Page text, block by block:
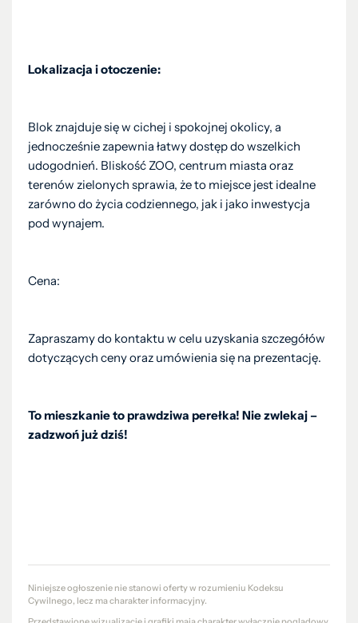
Lokalizacja i otoczenie:
Blok znajduje się w cichej i spokojnej okolicy, a
jednocześnie zapewnia łatwy dostęp do wszelkich
udogodnień. Bliskość ZOO, centrum miasta oraz
terenów zielonych sprawia, że to miejsce jest idealne
zarówno do życia codziennego, jak i jako inwestycja
pod wynajem.
Cena:
Zapraszamy do kontaktu w celu uzyskania szczegółów
dotyczących ceny oraz umówienia się na prezentację.
To mieszkanie to prawdziwa perełka! Nie zwlekaj –
zadzwoń już dziś!
Niniejsze ogłoszenie nie stanowi oferty w rozumieniu Kodeksu
Cywilnego, lecz ma charakter informacyjny.